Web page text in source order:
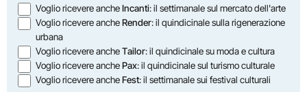
Voglio ricevere ancheIncanti: il settimanale sul mercato dell'arte
Voglio ricevere ancheRender: il quindicinale sulla rigenerazione
urbana
Voglio ricevere ancheTailor: il quindicinale su moda e cultura
Voglio ricevere anchePax: il quindicinale sul turismo culturale
Voglio ricevere ancheFest: il settimanale sui festival culturali